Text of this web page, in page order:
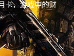
卡，游戏中的财